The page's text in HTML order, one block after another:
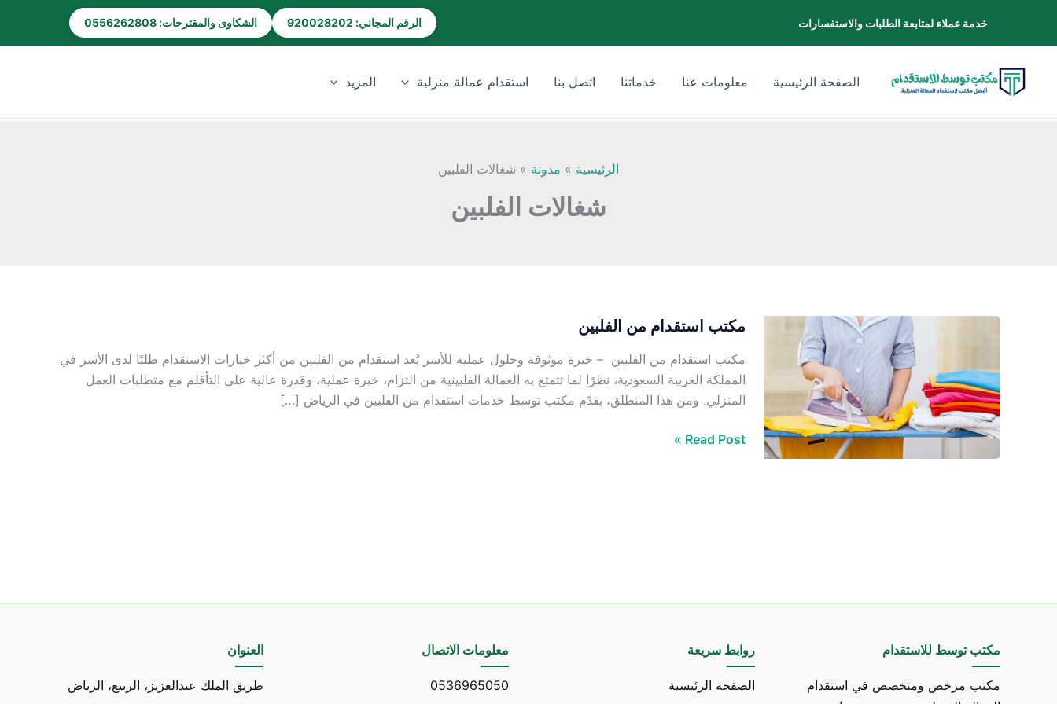
خدمة عملاء لمتابعة الطلبات والاستفسارات الرقم المجاني: 920028202 الشكاوى والمقترحات: 0556262808
المحتوى
الصفحة الرئيسية
معلومات عنا خدماتنا اتصل بنا استقدام عمالة منزلية المزيد
الرئيسية مدونة شغالات الفلبين
شغالات الفلبين
مكتب استقدام من الفلبين
مكتب استقدام من الفلبين – خبرة موثوقة وحلول عملية للأسر يُعد استقدام من الفلبين من أكثر خيارات الاستقدام طلبًا لدى الأسر في
المملكة العربية السعودية، نظرًا لما تتمتع به العمالة الفلبينية من التزام، خبرة عملية، وقدرة عالية على التأقلم مع متطلبات العمل
المنزلي. ومن هذا المنطلق، يقدّم مكتب توسط خدمات استقدام من الفلبين في الرياض […]
مكتب
من
الفلبين
Read Post »
مكتب توسط للاستقدام
مكتب مرخص ومتخصص في استقدام
روابط سريعة
الصفحة الرئيسية
معلومات الاتصال
0536965050
العنوان
طريق الملك عبدالعزيز، الربيع، الرياض